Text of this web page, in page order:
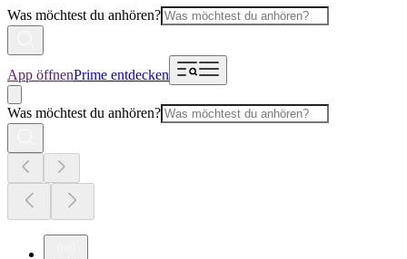
Was möchtest du anhören?
App öffnenPrime entdecken
Was möchtest du anhören?